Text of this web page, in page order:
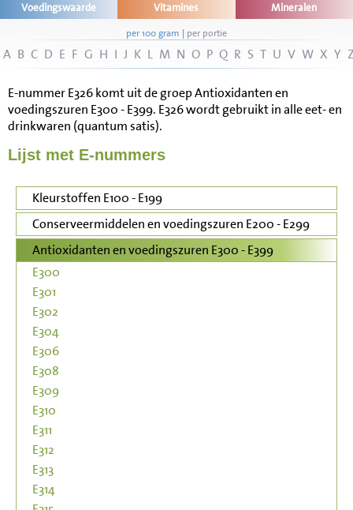
Disclaimer
Voedingswaarde Vitamines Mineralen
per 100 gram | per portie
A B C D E F G H I J K L M N O P Q R S T U V W X Y
E-nummer E326 komt uit de groep Antioxidanten en
voedingszuren E300 - E399. E326 wordt gebruikt in alle eet- en
drinkwaren (quantum satis).
Lijst met E-nummers
Kleurstoffen E100 - E199
Conserveermiddelen en voedingszuren E200 - E299
Antioxidanten en voedingszuren E300 - E399
E300
E301
E302
E304
E306
E308
E309
E310
E311
E312
E313
E314